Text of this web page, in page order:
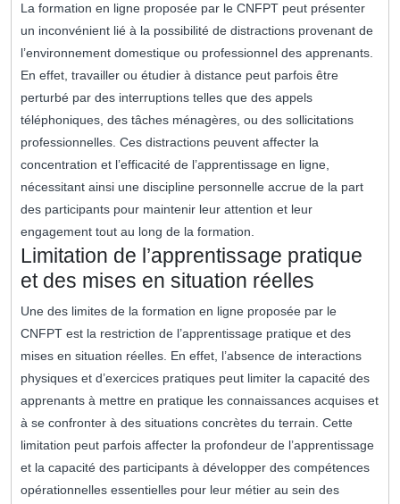
La formation en ligne proposée par le CNFPT peut présenter
un inconvénient lié à la possibilité de distractions provenant de
l’environnement domestique ou professionnel des apprenants.
En effet, travailler ou étudier à distance peut parfois être
perturbé par des interruptions telles que des appels
téléphoniques, des tâches ménagères, ou des sollicitations
professionnelles. Ces distractions peuvent affecter la
concentration et l’efficacité de l’apprentissage en ligne,
nécessitant ainsi une discipline personnelle accrue de la part
des participants pour maintenir leur attention et leur
engagement tout au long de la formation.
Limitation de l’apprentissage pratique
et des mises en situation réelles
Une des limites de la formation en ligne proposée par le
CNFPT est la restriction de l’apprentissage pratique et des
mises en situation réelles. En effet, l’absence de interactions
physiques et d’exercices pratiques peut limiter la capacité des
apprenants à mettre en pratique les connaissances acquises et
à se confronter à des situations concrètes du terrain. Cette
limitation peut parfois affecter la profondeur de l’apprentissage
et la capacité des participants à développer des compétences
opérationnelles essentielles pour leur métier au sein des